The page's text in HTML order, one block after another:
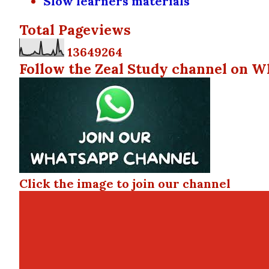
Total Pageviews
13649264
Follow the Zeal Study channel on
Click the image to join our channel